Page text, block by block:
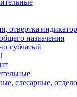
отвертка
назначения
губчатый
слесарные,